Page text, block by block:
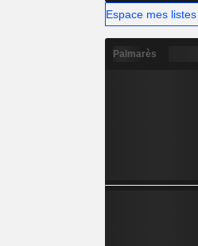
Espace mes listes
Palmarès